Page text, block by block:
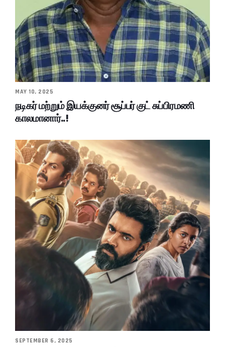
MAY 10, 2025
நடிகர் மற்றும் இயக்குனர் சூப்பர் குட் சுப்பிரமணி
காலமானார்..!
SEPTEMBER 6, 2025